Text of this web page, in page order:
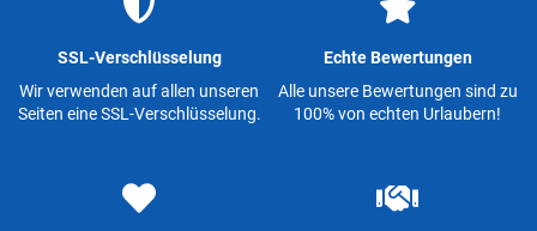
SSL-Verschlüsselung
Wir verwenden auf allen unseren
Seiten eine SSL-Verschlüsselung.
Echte Bewertungen
Alle unsere Bewertungen sind zu
100% von echten Urlaubern!